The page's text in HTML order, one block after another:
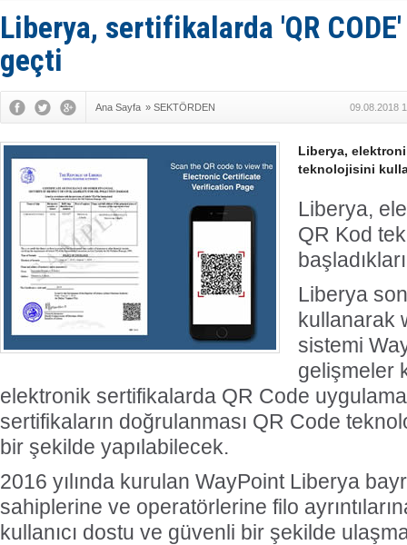
Med
Liberya, sertifikalarda 'QR
geçti
Ana Sayfa » SEKTÖRDEN 09.08.2018
Liberya,
teknolojisini
Liberya,
QR Kod
Liberya
kullanarak
sistemi
gelişmeler
elektronik sertifikalarda QR Code
sertifikaların doğrulanması QR Code
bir şekilde yapılabilecek.
2016 yılında kurulan WayPoint Liberya
sahiplerine ve operatörlerine filo
kullanıcı dostu ve güvenli bir şekilde